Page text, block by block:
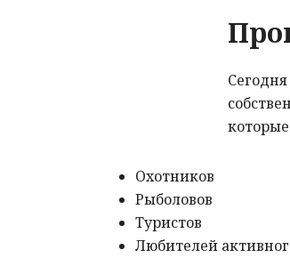
Охотников
Рыболовов
Туристов
Любителей